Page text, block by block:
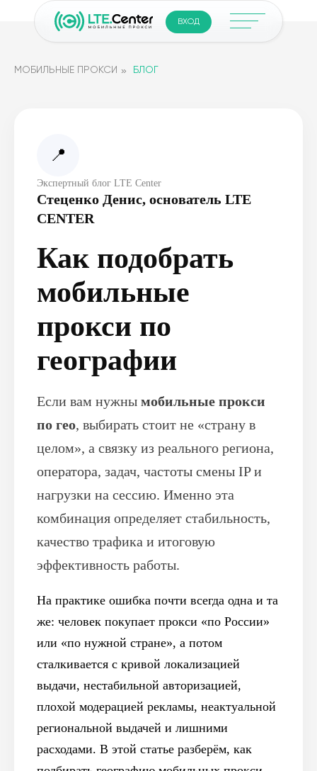
ВХОД
МОБИЛЬНЫЕ ПРОКСИ » БЛОГ
📍
Экспертный блог LTE Center
Стеценко Денис, основатель LTE
CENTER
Как подобрать
мобильные
прокси по
географии
Если вам нужны мобильные прокси
по гео, выбирать стоит не «страну в
целом», а связку из реального региона,
оператора, задач, частоты смены IP и
нагрузки на сессию. Именно эта
комбинация определяет стабильность,
качество трафика и итоговую
эффективность работы.
На практике ошибка почти всегда одна и та
же: человек покупает прокси «по России»
или «по нужной стране», а потом
сталкивается с кривой локализацией
выдачи, нестабильной авторизацией,
плохой модерацией рекламы, неактуальной
региональной выдачей и лишними
расходами. В этой статье разберём, как